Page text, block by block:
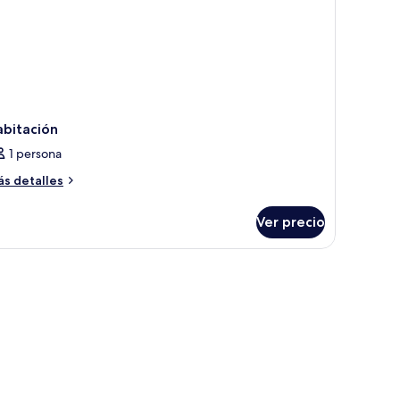
1 persona
detalles
Ver precio